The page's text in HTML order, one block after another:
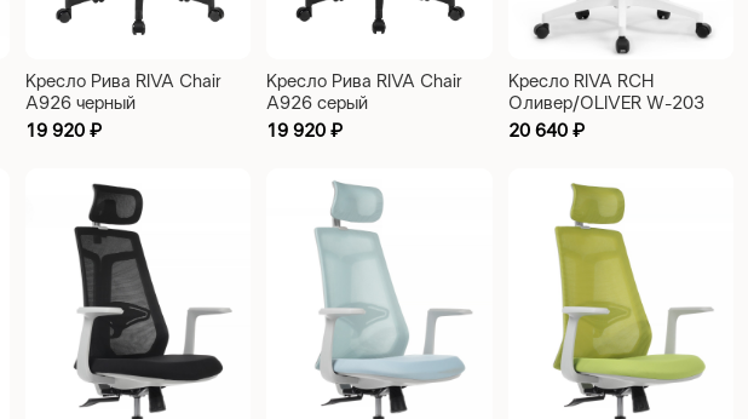
Кресло Рива RIVA Chair
A926 черный
19 920 ₽
Кресло Рива RIVA Chair
A926 серый
19 920₽
Кресло RIVA RCH
Оливер/OLIVER W-203
AC оранжевый
20 640₽